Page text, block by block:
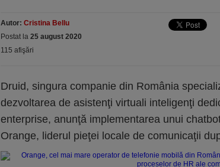
Autor: Cristina Bellu
Postat la 25 august 2020
115 afişări
Druid, singura companie din România
dezvoltarea de asistenţi virtuali inteligenţi
enterprise, anunţă implementarea unui
Orange, liderul pieţei locale de comunicaţii